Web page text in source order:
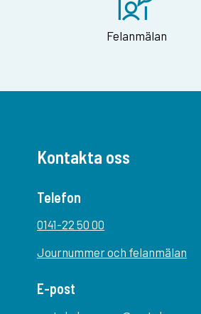
Felanmälan
Kontakta oss
Telefon
0141-22 50 00
Journummer och felanmälan
E-post